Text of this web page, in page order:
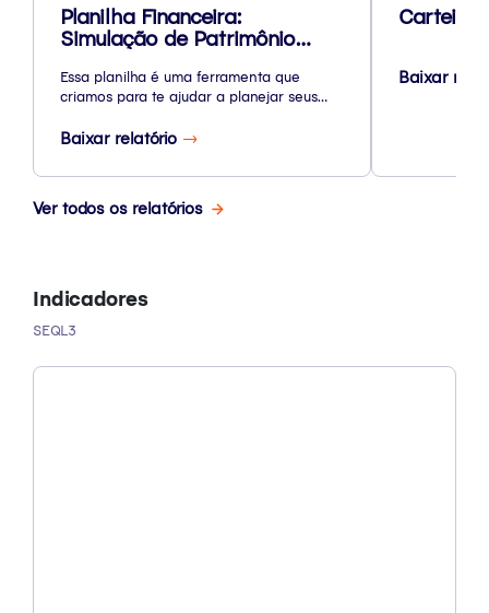
Planilha Financeira:
Simulação de Patrimônio
Essa planilha é uma ferramenta que
criamos para te ajudar a planejar seus
no futuro, de acordo com seus
investidos.
Baixar relatório
Carteira
Baixar
Ver todos os relatórios
Indicadores
SEQL3